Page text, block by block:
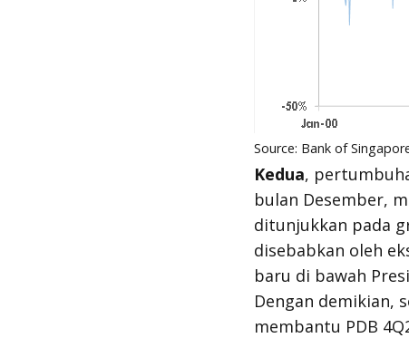
Source: Bank of
Kedua,
bulan Desember,
ditunjukkan pada
disebabkan oleh
baru di bawah
Dengan demikian,
membantu PDB